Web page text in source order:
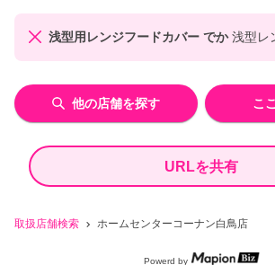
取扱店舗検索 ホームセンターコーナン白鳥店
浅型用レンジフードカバー でか 浅型レ
他の店舗を探す こ
URLを共有
Powerd by